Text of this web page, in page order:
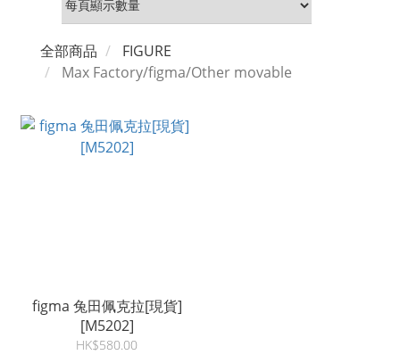
全部商品
FIGURE
Max Factory/figma/Other movable
figma 兔田佩克拉[現貨]
[M5202]
HK$580.00